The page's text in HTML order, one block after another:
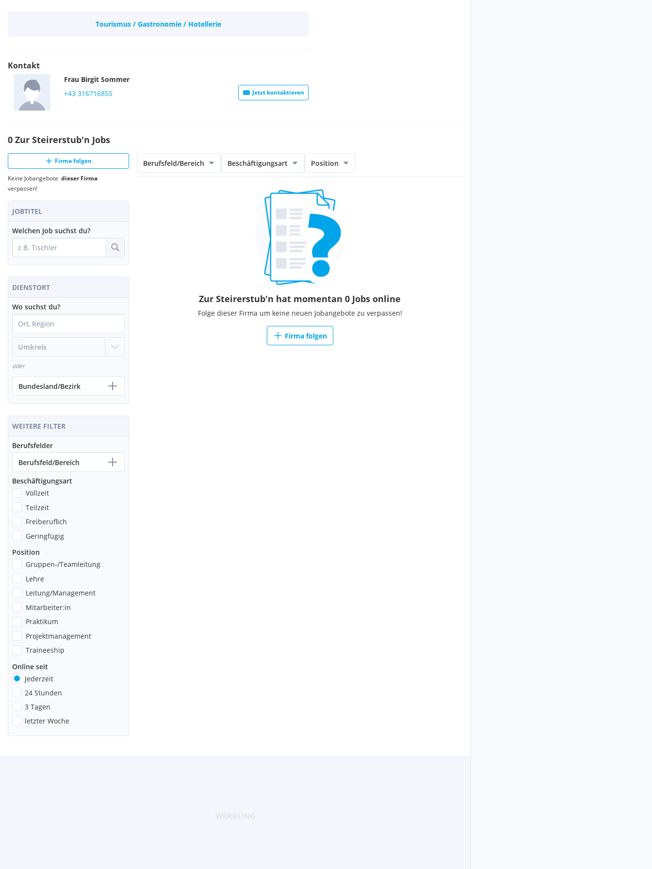
Tourismus / Gastronomie / Hotellerie
Kontakt
Frau Birgit Sommer
+43 316716855
Jetzt kontaktieren
0 Zur Steirerstub'n Jobs
Firma folgen
Keine Jobangebote dieser Firma
verpassen!
JOBTITEL
Welchen Job suchst du?
DIENSTORT
Wo suchst du?
oder
Bundesland/Bezirk
WEITERE FILTER
Berufsfelder
Berufsfeld/Bereich
Beschäftigungsart
Vollzeit
Teilzeit
Freiberuflich
Geringfügig
Position
Gruppen-/Teamleitung
Lehre
Leitung/Management
Mitarbeiter:in
Praktikum
Projektmanagement
Traineeship
Online seit
Jederzeit
24 Stunden
3 Tagen
letzter Woche
Berufsfeld/Bereich Beschäftigungsart Position
Zur Steirerstub'n hat momentan 0 Jobs online
Folge dieser Firma um keine neuen Jobangebote zu verpassen!
Firma folgen